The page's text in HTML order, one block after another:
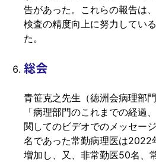
告があった。これらの報告は
検査の精度向上に努力してい
た。
総会
青笹克之先生（徳洲会病理部
「病理部門のこれまでの経過
関してのビデオでのメッセー
名であった常勤病理医は2022
増加し、又、非常勤医50名、